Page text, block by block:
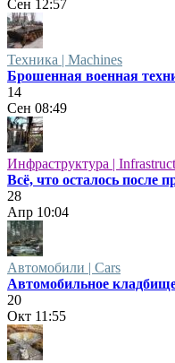
Сен 12:57
Техника | Machines
Брошенная военная
14
Сен 08:49
Инфраструктура |
Всё, что осталось после
28
Апр 10:04
Автомобили | Cars
Автомобильное
20
Окт 11:55